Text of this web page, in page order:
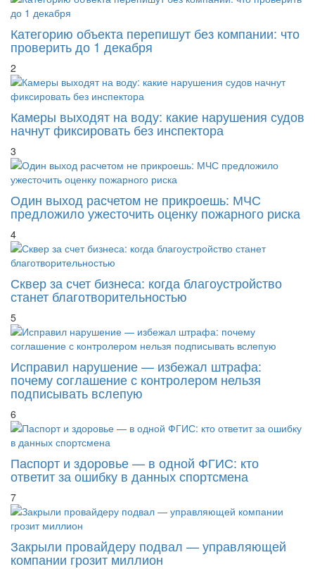
Категорию объекта перепишут без компании: что
проверить до 1 декабря
2
Камеры выходят на воду: какие нарушения судов
начнут фиксировать без инспектора
3
Один выход расчетом не прикроешь: МЧС
предложило ужесточить оценку пожарного риска
4
Сквер за счет бизнеса: когда благоустройство
станет благотворительностью
5
Исправил нарушение — избежал штрафа:
почему соглашение с контролером нельзя
подписывать вслепую
6
Паспорт и здоровье — в одной ФГИС: кто
ответит за ошибку в данных спортсмена
7
Закрыли провайдеру подвал — управляющей
компании грозит миллион